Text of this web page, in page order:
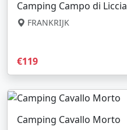
Camping Campo di Liccia
FRANKRIJK
€119
Camping Cavallo Morto